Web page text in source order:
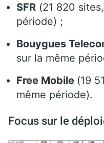
SFR (21 820
période) ;
Bouygues
sur la même
Free Mobile (19
même période).
Focus sur le